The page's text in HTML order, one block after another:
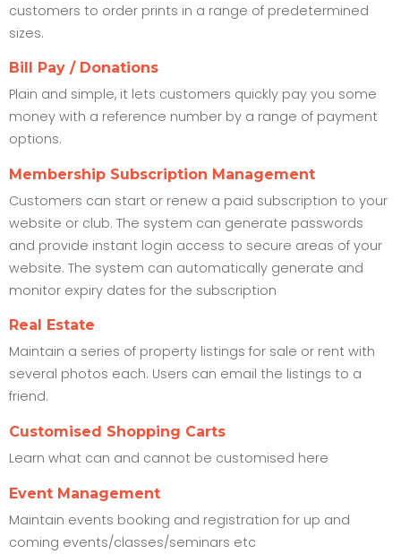
customers to order prints in a range of predetermined
sizes.
Bill Pay / Donations
Plain and simple, it lets customers quickly pay you some
money with a reference number by a range of payment
options.
Membership Subscription Management
Customers can start or renew a paid subscription to your
website or club. The system can generate passwords
and provide instant login access to secure areas of your
website. The system can automatically generate and
monitor expiry dates for the subscription
Real Estate
Maintain a series of property listings for sale or rent with
several photos each. Users can email the listings to a
friend.
Customised Shopping Carts
Learn what can and cannot be customised here
Event Management
Maintain events booking and registration for up and
coming events/classes/seminars etc